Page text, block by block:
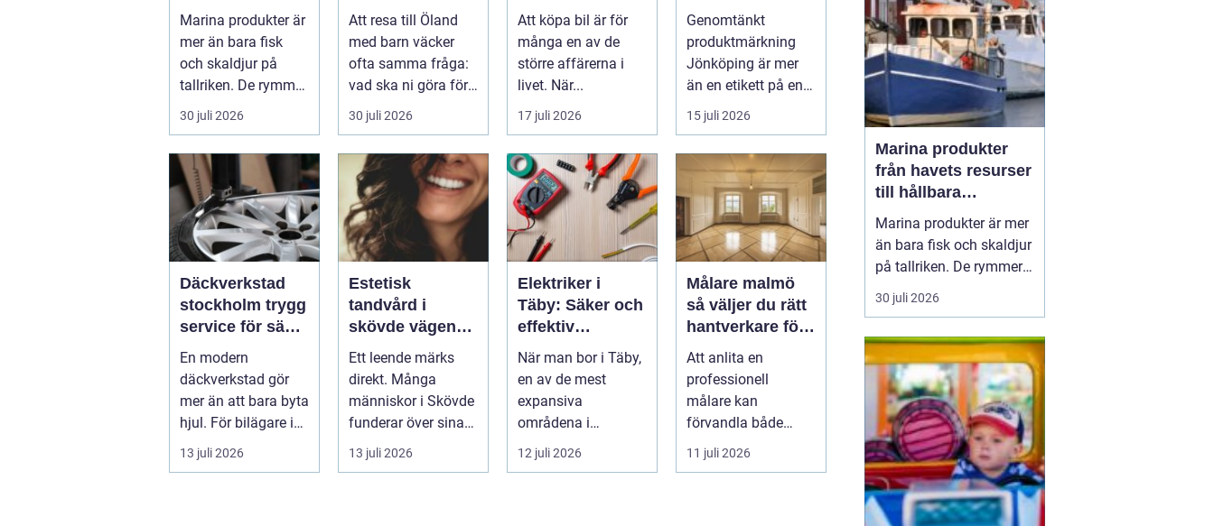
till hållbara
upplevelser
Marina produkter är
mer än bara fisk
och skaldjur på
tallriken. De rymmer
allt från mat och
hälsa ti...
30 juli 2026
för hela familjen
Att resa till Öland
med barn väcker
ofta samma fråga:
vad ska ni göra för
30 juli 2026
modell för din
vardag
Att köpa bil är för
många en av de
större affärerna i
livet. När...
17 juli 2026
förenklar
vardagen
Genomtänkt
produktmärkning
Jönköping är mer
än en etikett på en
15 juli 2026
Däckverkstad
stockholm trygg
service för säkra
mil året runt
En modern
däckverkstad gör
mer än att bara byta
hjul. För bilägare i
Stockholm handlar
valet av däck...
13 juli 2026
Estetisk
tandvård i
skövde vägen
till ett leende du
trivs med
Ett leende märks
direkt. Många
människor i Skövde
funderar över sina
tänder, men skjuter
upp att gör...
13 juli 2026
Elektriker i
Täby: Säker och
effektiv
elinstallation i
norrort
När man bor i Täby,
en av de mest
expansiva
områdena i
Stockholms norrort,
är b...
12 juli 2026
Målare malmö
så väljer du rätt
hantverkare för
hem och företag
Att anlita en
professionell
målare kan
förvandla både
bostad och
arbetsplats på kort
11 juli 2026
Marina produkter
från havets resurser
till hållbara
upplevelser
Marina produkter är mer
än bara fisk och skaldjur
på tallriken. De rymmer
allt från mat och hälsa
till friluftsliv, kultur och
områden spelar havet en
central roll för både
ekonomi och livskvalitet.
När fler söker sig mot
nat...
30 juli 2026